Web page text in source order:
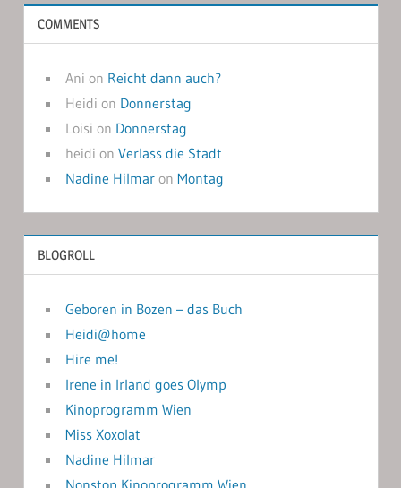
COMMENTS
Ani on Reicht dann auch?
Heidi on Donnerstag
Loisi on Donnerstag
heidi on Verlass die Stadt
Nadine Hilmaron Montag
BLOGROLL
Geboren in Bozen – das Buch
Heidi@home
Hire me!
Irene in Irland goes Olymp
Kinoprogramm Wien
Miss Xoxolat
Nadine Hilmar
Nonstop Kinoprogramm Wien